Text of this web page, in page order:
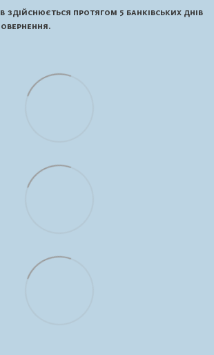
здійснюється протягом 5 банківських днів